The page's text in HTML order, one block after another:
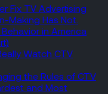
Fix TV Advertising
Making Has Not.
in America
Watch CTV
the Rules of CTV
and Most